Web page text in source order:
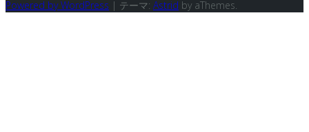
Powered by WordPress | テーマ: Astrid by aThemes.